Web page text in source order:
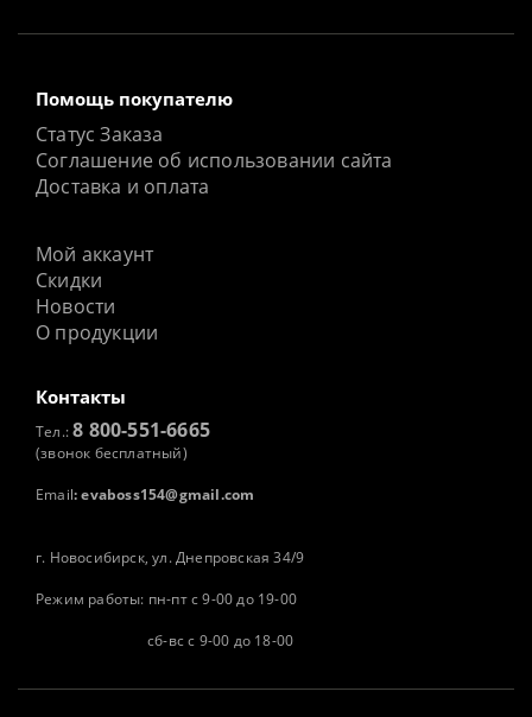
Помощь покупателю
Статус Заказа
Соглашение об использовании сайта
Доставка и оплата
Мой аккаунт
Скидки
Новости
О продукции
Контакты
Тел.:8 800-551-6665
(звонок бесплатный)
Email: evaboss154@gmail.com
г. Новосибирск, ул. Днепровская 34/9
Режим работы: пн-пт с 9-00 до 19-00
сб-вс с 9-00 до 18-00